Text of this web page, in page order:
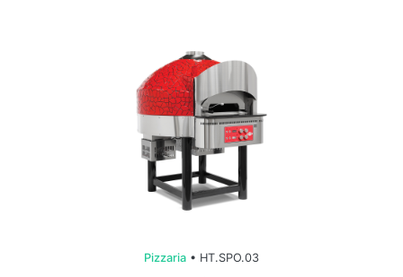
Pizzaria • HT.SPO.03